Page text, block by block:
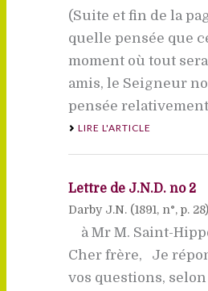
(Suite et fin de la
quelle pensée que
moment où tout
amis, le Seigneur
pensée relativement
LIRE L'ARTICLE
Lettre de J.N.D. no 2
Darby J.N. (1891, n°, p. 28)
à Mr M. Saint-
Cher frère, Je
vos questions, selon